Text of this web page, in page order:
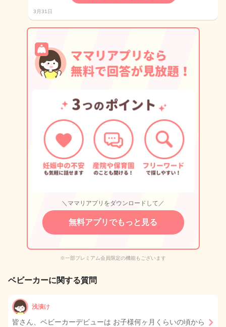
3月31日
＼ママリアプリをダウンロードして／
無料アプリでもっと見る
※一部プレミアム会員限定の機能もございます
ベビーカーに関する質問
浅漬け
皆さん、ベビーカーデビューは お子様何ヶ月くらいの頃から